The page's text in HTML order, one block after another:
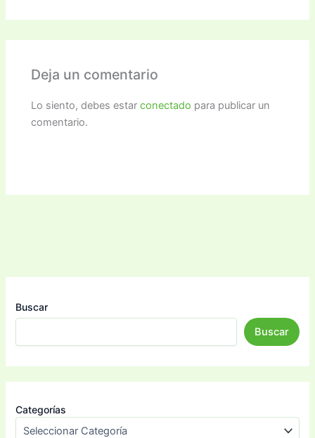
Deja un comentario
Lo siento, debes estarconectado para publicar un
comentario.
Buscar
Buscar
Categorías